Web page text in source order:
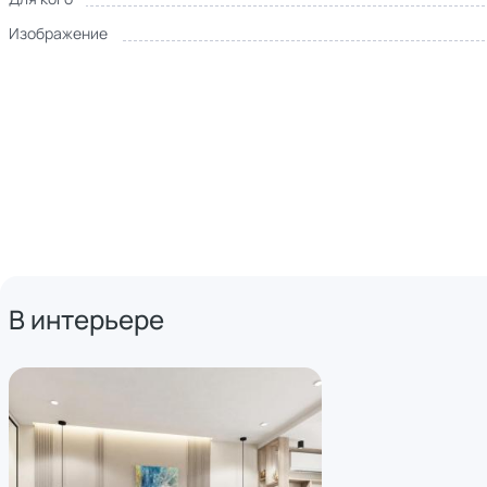
Изображение
В интерьере